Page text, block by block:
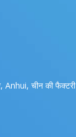
Anhui, चीन की फैक्टरी